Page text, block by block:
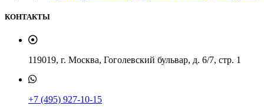
КОНТАКТЫ
119019, г. Москва, Гоголевский бульвар, д. 6/7, стр. 1
+7 (495) 927-10-15